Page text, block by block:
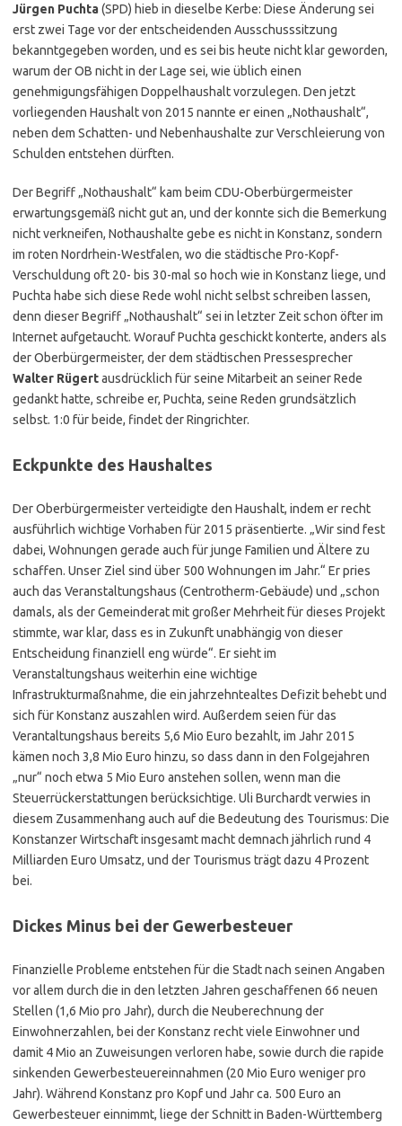
Jürgen Puchta(SPD) hieb in dieselbe Kerbe: Diese Änderung sei
erst zwei Tage vor der entscheidenden Ausschusssitzung
bekanntgegeben worden, und es sei bis heute nicht klar geworden,
warum der OB nicht in der Lage sei, wie üblich einen
genehmigungsfähigen Doppelhaushalt vorzulegen. Den jetzt
vorliegenden Haushalt von 2015 nannte er einen „Nothaushalt“,
neben dem Schatten- und Nebenhaushalte zur Verschleierung von
Schulden entstehen dürften.
Der Begriff „Nothaushalt“ kam beim CDU-Oberbürgermeister
erwartungsgemäß nicht gut an, und der konnte sich die Bemerkung
nicht verkneifen, Nothaushalte gebe es nicht in Konstanz, sondern
im roten Nordrhein-Westfalen, wo die städtische Pro-Kopf-
Verschuldung oft 20- bis 30-mal so hoch wie in Konstanz liege, und
Puchta habe sich diese Rede wohl nicht selbst schreiben lassen,
denn dieser Begriff „Nothaushalt“ sei in letzter Zeit schon öfter im
Internet aufgetaucht. Worauf Puchta geschickt konterte, anders als
der Oberbürgermeister, der dem städtischen Pressesprecher
Walter Rügertausdrücklich für seine Mitarbeit an seiner Rede
gedankt hatte, schreibe er, Puchta, seine Reden grundsätzlich
selbst. 1:0 für beide, findet der Ringrichter.
Eckpunkte des Haushaltes
Der Oberbürgermeister verteidigte den Haushalt, indem er recht
ausführlich wichtige Vorhaben für 2015 präsentierte. „Wir sind fest
dabei, Wohnungen gerade auch für junge Familien und Ältere zu
schaffen. Unser Ziel sind über 500 Wohnungen im Jahr.“ Er pries
auch das Veranstaltungshaus (Centrotherm-Gebäude) und „schon
damals, als der Gemeinderat mit großer Mehrheit für dieses Projekt
stimmte, war klar, dass es in Zukunft unabhängig von dieser
Entscheidung finanziell eng würde“. Er sieht im
Veranstaltungshaus weiterhin eine wichtige
Infrastrukturmaßnahme, die ein jahrzehntealtes Defizit behebt und
sich für Konstanz auszahlen wird. Außerdem seien für das
Verantaltungshaus bereits 5,6 Mio Euro bezahlt, im Jahr 2015
kämen noch 3,8 Mio Euro hinzu, so dass dann in den Folgejahren
„nur“ noch etwa 5 Mio Euro anstehen sollen, wenn man die
Steuerrückerstattungen berücksichtige. Uli Burchardt verwies in
diesem Zusammenhang auch auf die Bedeutung des Tourismus: Die
Konstanzer Wirtschaft insgesamt macht demnach jährlich rund 4
Milliarden Euro Umsatz, und der Tourismus trägt dazu 4 Prozent
bei.
Dickes Minus bei der Gewerbesteuer
Finanzielle Probleme entstehen für die Stadt nach seinen Angaben
vor allem durch die in den letzten Jahren geschaffenen 66 neuen
Stellen (1,6 Mio pro Jahr), durch die Neuberechnung der
Einwohnerzahlen, bei der Konstanz recht viele Einwohner und
damit 4 Mio an Zuweisungen verloren habe, sowie durch die rapide
sinkenden Gewerbesteuereinnahmen (20 Mio Euro weniger pro
Jahr). Während Konstanz pro Kopf und Jahr ca. 500 Euro an
Gewerbesteuer einnimmt, liege der Schnitt in Baden-Württemberg